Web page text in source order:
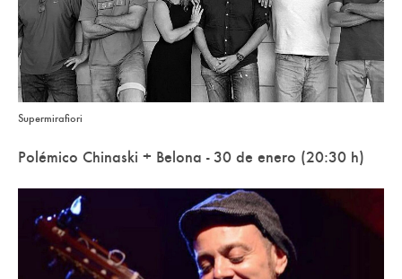
Supermirafiori
Polémico Chinaski + Belona - 30 de enero (20:30 h)